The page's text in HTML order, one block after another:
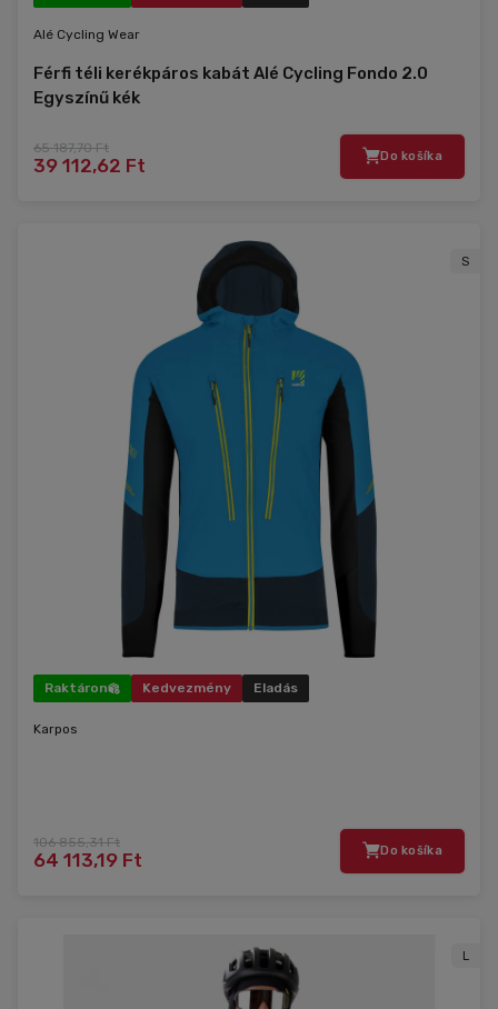
Alé Cycling Wear
Férfi téli kerékpáros kabát Alé Cycling Fondo 2.0
Egyszínű kék
65 187,70 Ft
39 112,62 Ft Do košíka
S
Raktáron Kedvezmény Eladás
Karpos
106 855,31 Ft
64 113,19 Ft Do košíka
L